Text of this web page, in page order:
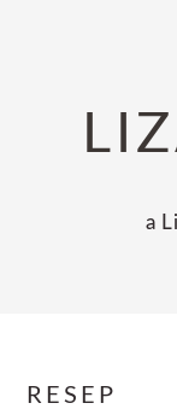
navigation
a
RESEP